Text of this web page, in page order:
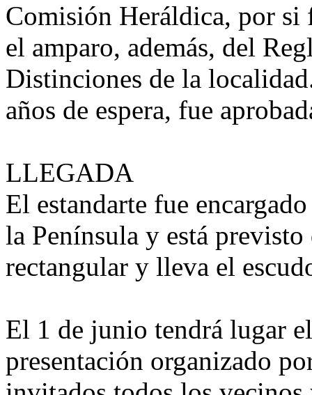
Comisión Heráldica, por si
el amparo, además, del
Distinciones de la
años de espera, fue
LLEGADA
El estandarte fue
la Península y está
rectangular y lleva el
El 1 de junio tendrá lugar
presentación organizado